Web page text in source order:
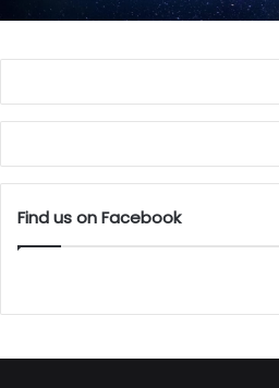
Find us on Facebook